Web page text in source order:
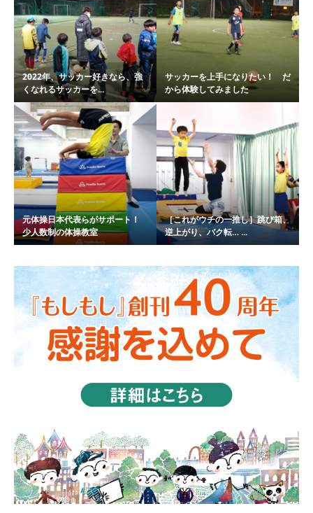
2022年、サッカー好きなら、強
くなれるサッカーを...
サッカーを上手になりたい！ だ
から体験してみました
元体操日本代表らがサポート！
少人数制の体操教室
［これがウチの一推し］跳び箱、
逆上がり、バク転… ...